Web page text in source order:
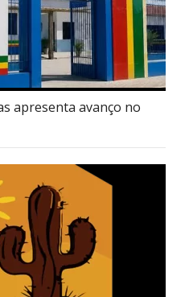
apresenta avanço no